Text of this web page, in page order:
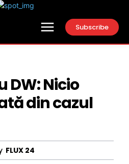
Subscribe
DW: Nicio
din cazul
FLUX 24